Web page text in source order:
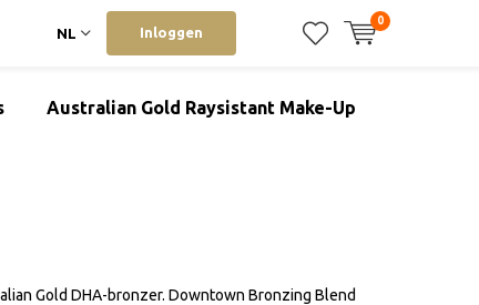
NL Inloggen
0
Australian Gold Raysistant Make-Up
Gold DHA-bronzer. Downtown Bronzing Blend